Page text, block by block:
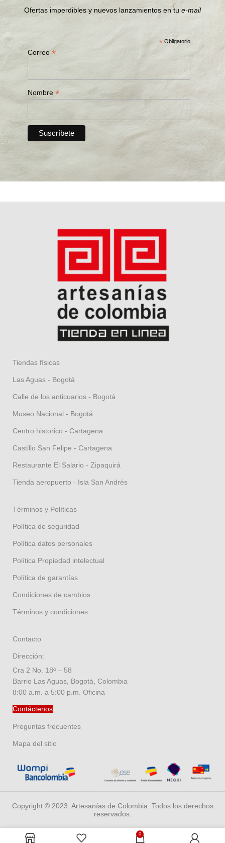
Ofertas imperdibles y nuevos lanzamientos en tu e-mail
* Obligatorio
Correo*
Nombre*
Tiendas físicas
Las Aguas - Bogotá
Calle de los anticuarios - Bogotá
Museo Nacional - Bogotá
Centro historico - Cartagena
Castillo San Felipe - Cartagena
Restaurante El Salario - Zipaquirá
Tienda aeropuerto - Isla San Andrés
Términos y Políticas
Política de seguridad
Política datos personales
Política Propiedad intelectual
Política de garantías
Condiciones de cambios
Términos y condiciones
Contacto
Dirección:
Cra 2 No. 18ª – 58
Barrio Las Aguas, Bogotá, Colombia
8:00 a.m. a 5:00 p.m. Oficina
Contáctenos
Preguntas frecuentes
Mapa del sitio
Copyright © 2023. Artesanías de Colombia. Todos los derechos
reservados.
0